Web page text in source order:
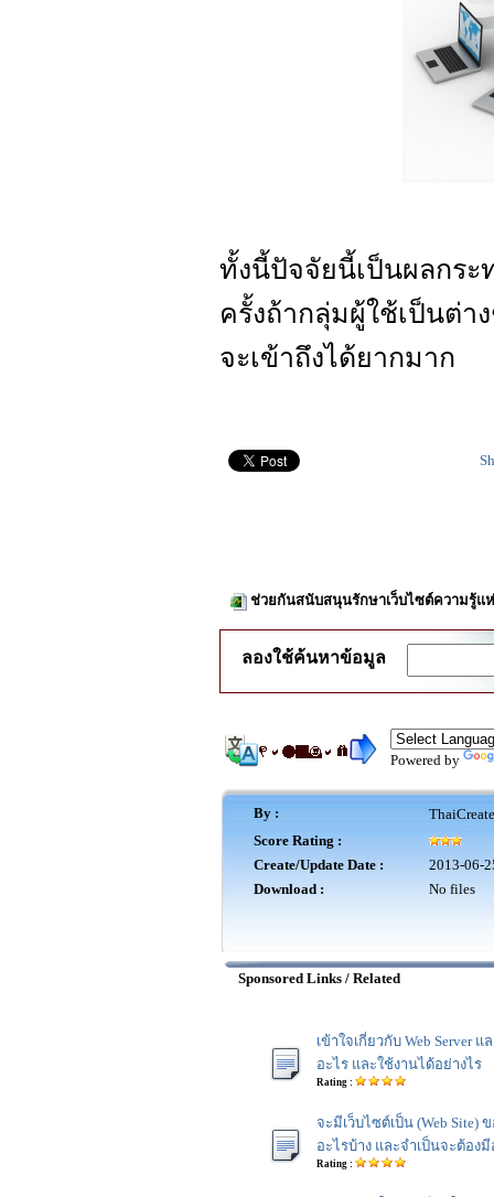
ทั้งนี้ปัจจัยนี้เป็นผลกระ
ครั้งถ้ากลุ่มผู้ใช้เป็นต่า
จะเข้าถึงได้ยากมาก
ช่วยกันสนับสนุนรักษาเว็บไซต์ความรู้แ
ลองใช้ค้นหาข้อมูล
Powered by
By :
Score Rating :
Create/Update Date :
2013-06-
Download :
No files
Sponsored Links / Related
เข้าใจเกี่ยวกับ Web Server แ
อะไร และใช้งานได้อย่างไร
Rating :
จะมีเว็บไซต์เป็น (Web Site)
อะไรบ้าง และจำเป็นจะต้องมี
Rating :